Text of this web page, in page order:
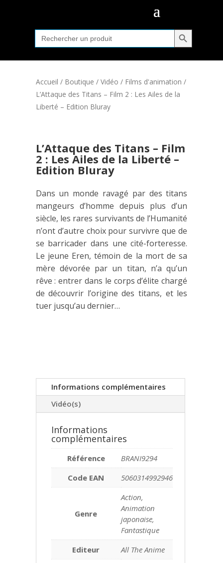
Search
for:
Search Button
Accueil / Boutique / Vidéo / Films d'animation /
L’Attaque des Titans – Film 2 : Les Ailes de la
Liberté – Edition Bluray
L’Attaque des Titans – Film
2 : Les Ailes de la Liberté –
Edition Bluray
Dans un monde ravagé par des titans
mangeurs d’homme depuis plus d’un
siècle, les rares survivants de l’Humanité
n’ont d’autre choix pour survivre que de
se barricader dans une cité-forteresse.
Le jeune Eren, témoin de la mort de sa
mère dévorée par un titan, n’a qu’un
rêve : entrer dans le corps d’élite chargé
de découvrir l’origine des titans, et les
tuer jusqu’au dernier…
Informations complémentaires
Vidéo(s)
Informations
complémentaires
Référence
BRANI9294
Code EAN
5060314992946
Genre
Action,
Animation
japonaise,
Fantastique
Editeur
All The Anime